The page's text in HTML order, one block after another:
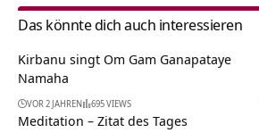
Das könnte dich auch interessieren
Kirbanu singt Om Gam Ganapataye
Namaha
VOR 2 JAHREN 695 VIEWS
Meditation – Zitat des Tages